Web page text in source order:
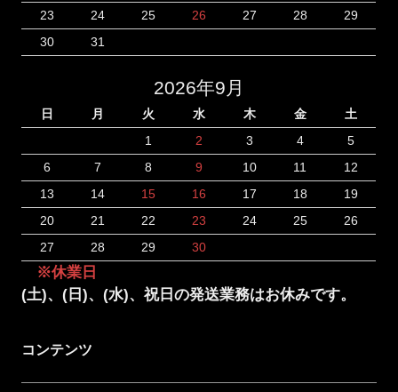
23
24 25 26 27 28
29
30
31
2026年9月
日 月 火 水 木 金
土
1
2 3 4
5
6
7 8 9 10 11
12
13
14 15 16 17 18
19
20
21 22 23 24 25
26
27
28 29 30
※休業日
(土)、(日)、(水)、祝日の発送業務はお休みです。
コンテンツ